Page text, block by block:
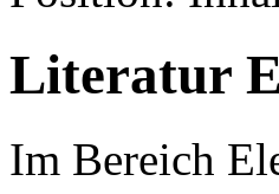
Literatur
Im Bereich